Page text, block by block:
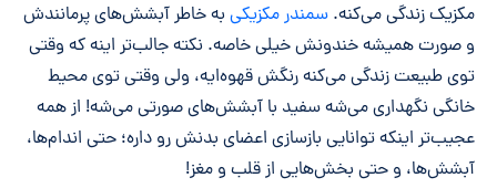
مکزیک زندگی می‌کنه. سمندر مکزیکی به خاطر آبشش‌های پرمانندش
و صورت همیشه خندونش خیلی خاصه. نکته جالب‌تر اینه که وقتی
توی طبیعت زندگی می‌کنه رنگش قهوه‌ایه، ولی وقتی توی محیط
خانگی نگهداری می‌شه سفید با آبشش‌های صورتی می‌شه! از همه
عجیب‌تر اینکه توانایی بازسازی اعضای بدنش رو داره؛ حتی اندام‌ها،
آبشش‌ها، و حتی بخش‌هایی از قلب و مغز!